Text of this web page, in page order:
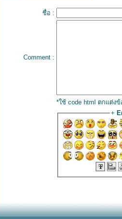
ชื่อ :
Comment :
*ใช้ code html ตกแต่ง
+